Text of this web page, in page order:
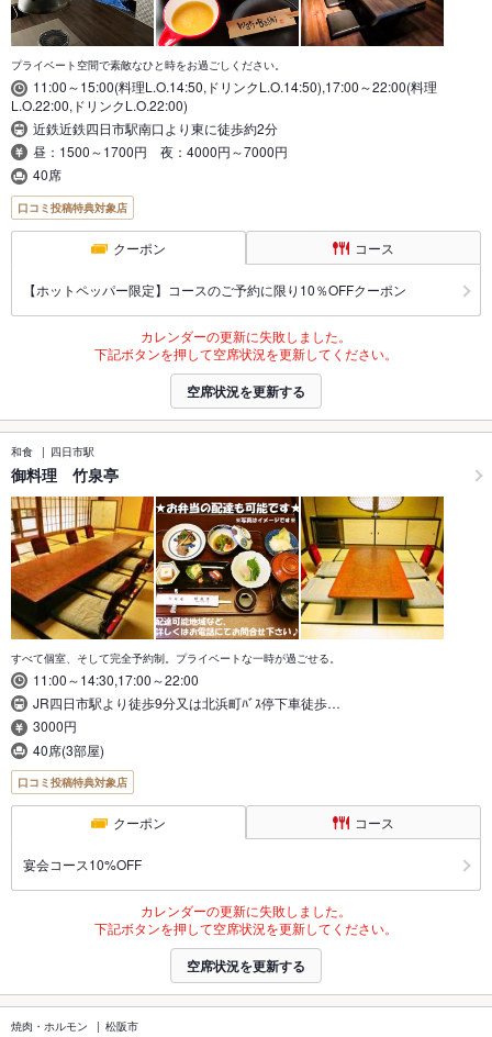
プライベート空間で素敵なひと時をお過ごしください。
11:00～15:00(料理L.O.14:50,ドリンクL.O.14:50),17:00～22:00(料理
L.O.22:00,ドリンクL.O.22:00)
近鉄近鉄四日市駅南口より東に徒歩約2分
昼：1500～1700円 夜：4000円～7000円
40席
口コミ投稿特典対象店
クーポン コース
【ホットペッパー限定】コースのご予約に限り10％OFFクーポン
カレンダーの更新に失敗しました。
下記ボタンを押して空席状況を更新してください。
空席状況を更新する
和食 四日市駅
御料理 竹泉亭
すべて個室、そして完全予約制。プライベートな一時が過ごせる。
11:00～14:30,17:00～22:00
JR四日市駅より徒歩9分又は北浜町ﾊﾞｽ停下車徒歩…
3000円
40席(3部屋)
口コミ投稿特典対象店
クーポン コース
宴会コース10%OFF
カレンダーの更新に失敗しました。
下記ボタンを押して空席状況を更新してください。
空席状況を更新する
焼肉・ホルモン 松阪市